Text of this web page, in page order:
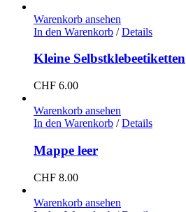
Warenkorb ansehen
In den Warenkorb / Details
Kleine Selbstklebeetiketten
CHF 6.00
Warenkorb ansehen
In den Warenkorb / Details
Mappe leer
CHF 8.00
Warenkorb ansehen